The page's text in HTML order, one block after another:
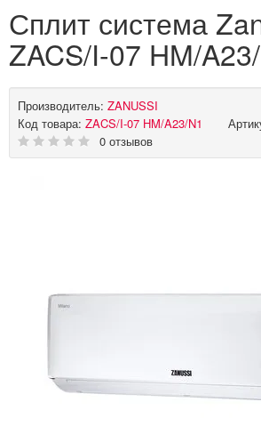
Сплит система
ZACS/I-07 HM/
Производитель: ZANUSSI
Код товара: ZACS/I-07 HM/A23/N1
0 отзывов